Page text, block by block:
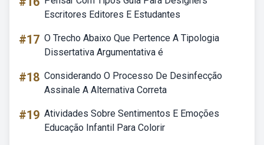
Escritores Editores E Estudantes
#17 O Trecho Abaixo Que Pertence A Tipologia
Dissertativa Argumentativa é
#18 Considerando O Processo De Desinfecção
Assinale A Alternativa Correta
#19 Atividades Sobre Sentimentos E Emoções
Educação Infantil Para Colorir